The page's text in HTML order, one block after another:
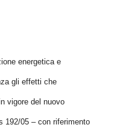
energetica e
gli effetti che
vigore del nuovo
192/05 – con riferimento